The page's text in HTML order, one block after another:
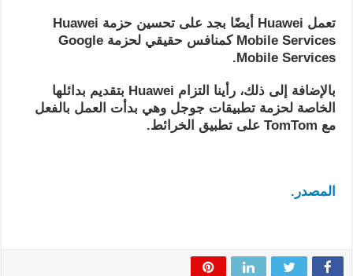
تعمل Huawei أيضًا بجد على تحسين حزمة Huawei
Mobile Services كمنافس حقيقي لحزمة Google
Mobile Services.
بالإضافة إلى ذلك، رأينا التزام Huawei بتقديم بدائلها
الخاصة لحزمة تطبيقات جوجل وهي بدأت العمل بالفعل
مع TomTom على تطبيق الخرائط.
المصدر.